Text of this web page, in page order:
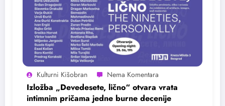
Kulturni Kišobran
Izložba „Devedesete, lično“ otvara vrata
intimnim pričama jedne burne decenije